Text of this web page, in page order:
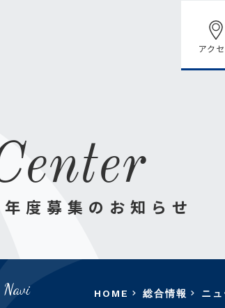
アク
enter
年 度募集 の お知 らせ
HOME 総合情報 ニ